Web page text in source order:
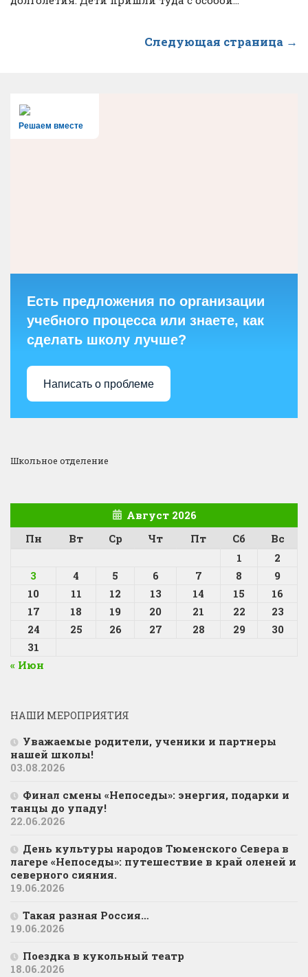
Следующая страница →
Решаем вместе
Есть предложения по организации
учебного процесса или знаете, как
сделать школу лучше?
Написать о проблеме
Школьное отделение
Август 2026
Пн
Вт Ср Чт Пт Сб
Вс
1
2
3
4 5 6 7 8
9
10
11 12 13 14 15
16
17
18 19 20 21 22
23
24
25 26 27 28 29
30
31
« Июн
НАШИ МЕРОПРИЯТИЯ
Уважаемые родители, ученики и партнеры
нашей школы!
03.08.2026
Финал смены «Непоседы»: энергия, подарки и
танцы до упаду!
22.06.2026
День культуры народов Тюменского Севера в
лагере «Непоседы»: путешествие в край оленей и
северного сияния.
19.06.2026
Такая разная Россия…
19.06.2026
Поездка в кукольный театр
18.06.2026